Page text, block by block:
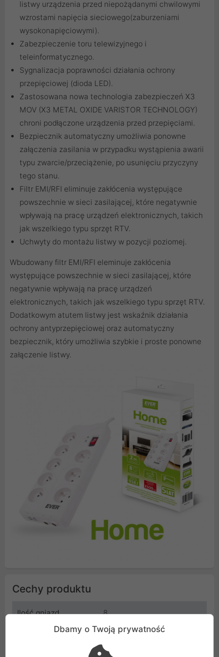
listwy urządzenia przed niepożądanymi chwilowymi
wzrostami napięcia sieciowego(zaburzeniami
wysokonapięciowymi).
Zabezpieczenie toru telewizyjnego i
teleinformatycznego.
Sygnalizacja poprawności działania ochrony
przepięciowej (dioda LED).
Zastosowana nowa technologia zabezpieczeń X3
MOV (X3 METAL OXIDE VARISTOR TECHNOLOGY)
chroni podłączone urządzenia przed przepięciami.
Bezpiecznik automatyczny umożliwia ponowne
załączenia zasilania w przypadku wystąpienia awarii
typu zwarcie/przeciążenie, po usunięciu przyczyny
tego stanu.
Filtr EMI/RFI eliminuje zakłócenia występujące
powszechnie w sieci zasilającej, które negatywnie
wpływają na pracę urządzeń elektronicznych, takich
jak wszelkiego typu sprzęt RTV.
Uchwyty do montażu listwy w pozycji poziomej.
Wbudowany filtr EMI/RFI eleminuje zakłócenia
występujące powszechnie w sieci zasilającej, które
negatywnie wpływają na pracę urządzeń
elektronicznych, takich jak wszelkiego typu sprzęt RTV.
Dodatkowym atutem listwy jest wskaźnik działania
ochrony antyprzepięciowej oraz automatyczny
bezpiecznik, który umożliwia szybkie i proste ponowne
załączenie listwy.
Cechy produktu
Ilość gniazd 8
2 m
Dbamy o Twoją prywatność